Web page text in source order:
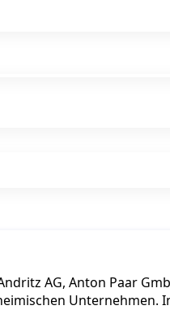
AG, Anton Paar
Unternehmen.